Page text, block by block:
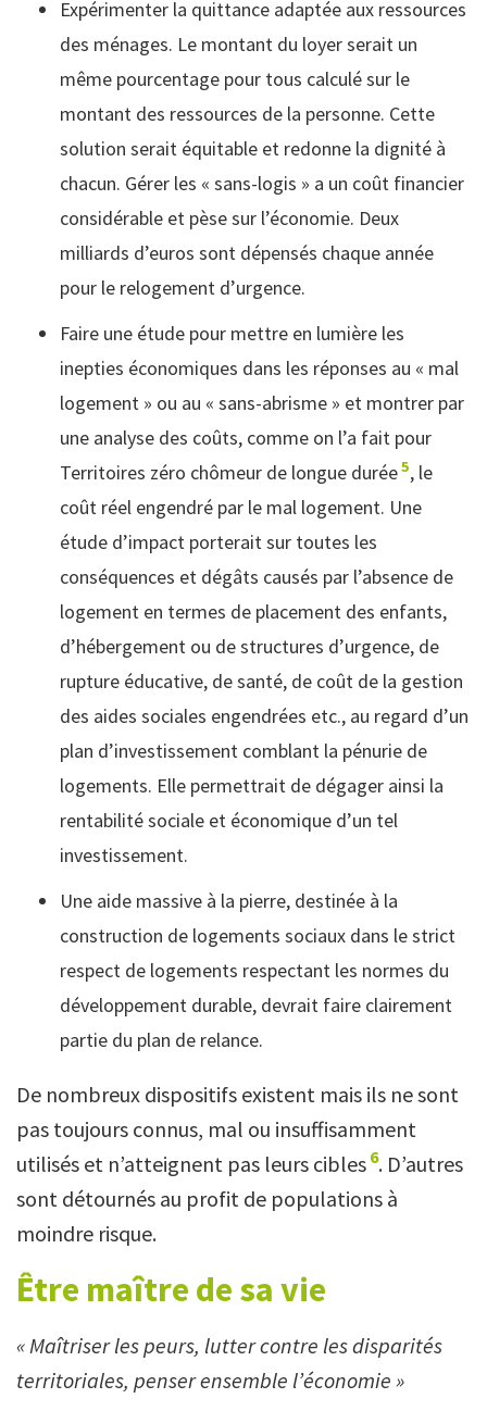
Expérimenter la quittance adaptée aux ressources
des ménages. Le montant du loyer serait un
même pourcentage pour tous calculé sur le
montant des ressources de la personne. Cette
solution serait équitable et redonne la dignité à
chacun. Gérer les « sans-logis » a un coût financier
considérable et pèse sur l’économie. Deux
milliards d’euros sont dépensés chaque année
pour le relogement d’urgence.
Faire une étude pour mettre en lumière les
inepties économiques dans les réponses au « mal
logement » ou au « sans-abrisme » et montrer par
une analyse des coûts, comme on l’a fait pour
Territoires zéro chômeur de longue durée5, le
coût réel engendré par le mal logement. Une
étude d’impact porterait sur toutes les
conséquences et dégâts causés par l’absence de
logement en termes de placement des enfants,
d’hébergement ou de structures d’urgence, de
rupture éducative, de santé, de coût de la gestion
des aides sociales engendrées etc., au regard d’un
plan d’investissement comblant la pénurie de
logements. Elle permettrait de dégager ainsi la
rentabilité sociale et économique d’un tel
investissement.
Une aide massive à la pierre, destinée à la
construction de logements sociaux dans le strict
respect de logements respectant les normes du
développement durable, devrait faire clairement
partie du plan de relance.
De nombreux dispositifs existent mais ils ne sont
pas toujours connus, mal ou insuffisamment
utilisés et n’atteignent pas leurs cibles 6. D’autres
sont détournés au profit de populations à
moindre risque.
Être maître de sa vie
« Maîtriser les peurs, lutter contre les disparités
territoriales, penser ensemble l’économie »